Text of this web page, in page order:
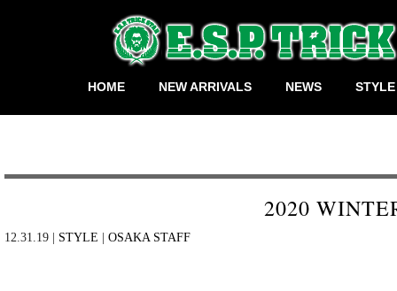
HOME NEW ARRIVALS NEWS STYLE
2020
12.31.19 | STYLE | OSAKA STAFF